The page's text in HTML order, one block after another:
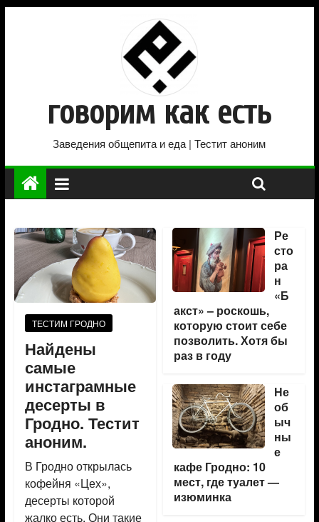
говорим как есть
Заведения общепита и еда | Тестит аноним
ТЕСТИМ ГРОДНО
Найдены
самые
инстаграмные
десерты в
Гродно. Тестит
аноним.
В Гродно открылась
кофейня «Цех»,
десерты которой
жалко есть. Они такие
Ре
сто
ра
н
«Б
акст» – роскошь,
которую стоит себе
позволить. Хотя бы
раз в году
Не
об
ыч
ны
е
кафе Гродно: 10
мест, где туалет —
изюминка